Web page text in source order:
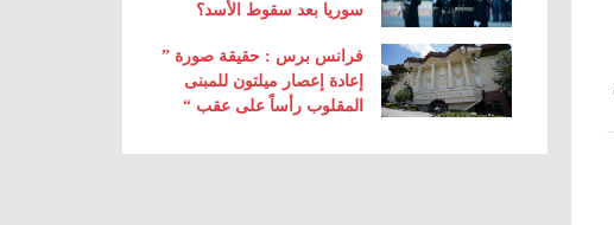
سوريا بعد سقوط الأسد؟
فرانس برس : حقيقة صورة ”
إعادة إعصار ميلتون للمبنى
المقلوب رأساً على عقب “